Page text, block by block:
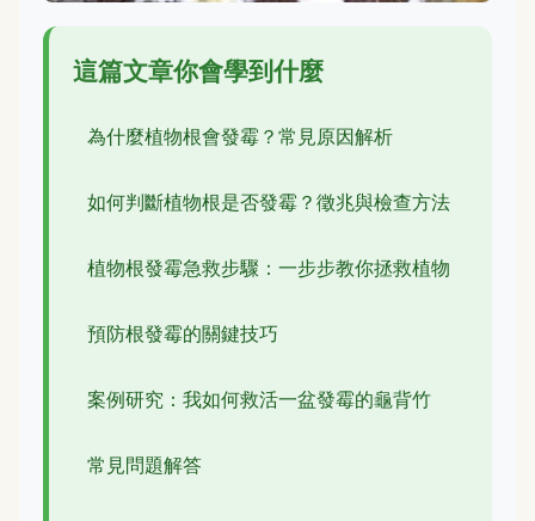
這篇文章你會學到什麼
為什麼植物根會發霉？常見原因解析
如何判斷植物根是否發霉？徵兆與檢查方法
植物根發霉急救步驟：一步步教你拯救植物
預防根發霉的關鍵技巧
案例研究：我如何救活一盆發霉的龜背竹
常見問題解答